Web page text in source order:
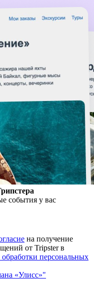
события у вас
на получение
от Tripster в
персональных